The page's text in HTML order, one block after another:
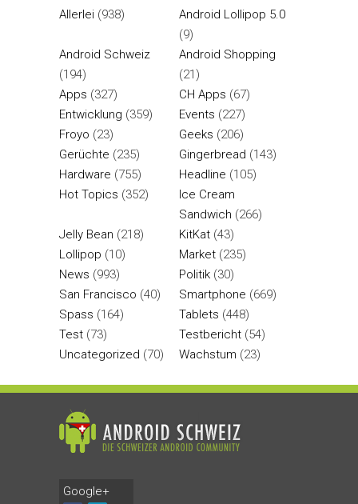
Allerlei (938)
Android Lollipop 5.0
(9)
Android Schweiz
(194)
Android Shopping
(21)
Apps (327) CH Apps (67)
Entwicklung (359) Events (227)
Froyo (23) Geeks (206)
Gerüchte (235) Gingerbread (143)
Hardware (755) Headline (105)
Hot Topics (352)
Ice Cream
Sandwich (266)
Jelly Bean (218) KitKat (43)
Lollipop (10) Market (235)
News (993) Politik (30)
San Francisco (40) Smartphone (669)
Spass (164) Tablets (448)
Test (73) Testbericht (54)
Uncategorized (70) Wachstum (23)
Google+